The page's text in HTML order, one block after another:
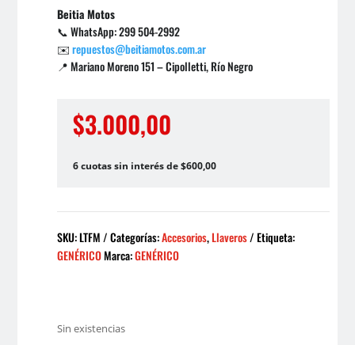
Beitia Motos
📞 WhatsApp: 299 504-2992
✉️repuestos@beitiamotos.com.ar
📍 Mariano Moreno 151 – Cipolletti, Río Negro
$3.000,00
6 cuotas sin interés de $600,00
SKU:LTFM Categorías:Accesorios,Llaveros Etiqueta:
GENÉRICOMarca:GENÉRICO
Sin existencias